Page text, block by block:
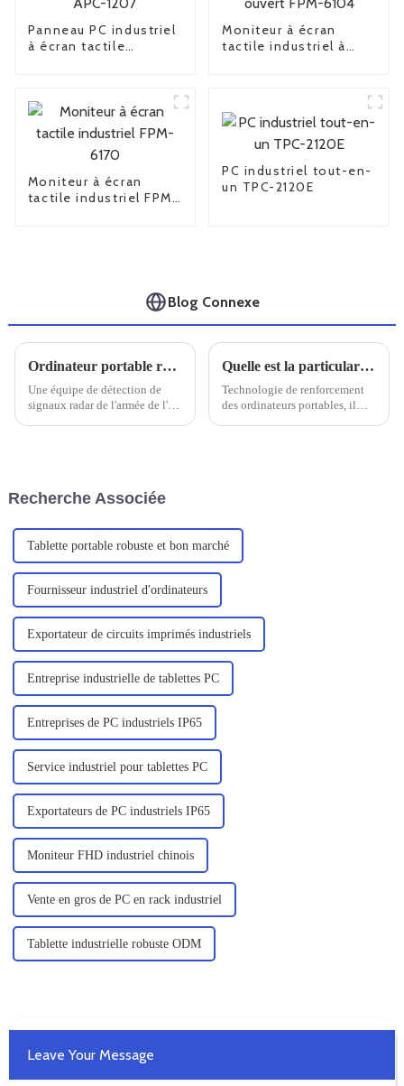
Panneau PC industriel
à écran tactile
Moniteur à écran
tactile industriel à
Moniteur à écran
tactile industriel FPM-
PC industriel tout-en-
un TPC-2120E
Blog Connexe
Ordinateur portable robuste Univitech C159 pour le système de détection EMR
Une équipe de détection de
signaux radar de l'armée de l'air
Quelle est la particularité d'un ordinateur portable doté de trois renforts de défense
Technologie de renforcement
des ordinateurs portables, il
site, un...
Recherche Associée
Tablette portable robuste et bon marché
Fournisseur industriel d'ordinateurs
Exportateur de circuits imprimés industriels
Entreprise industrielle de tablettes PC
Entreprises de PC industriels IP65
Service industriel pour tablettes PC
Exportateurs de PC industriels IP65
Moniteur FHD industriel chinois
Vente en gros de PC en rack industriel
Tablette industrielle robuste ODM
Leave Your Message